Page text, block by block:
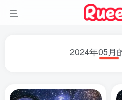
2024年05月